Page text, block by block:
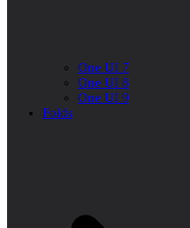
One UI 7
One UI 8
One UI 9
Folds